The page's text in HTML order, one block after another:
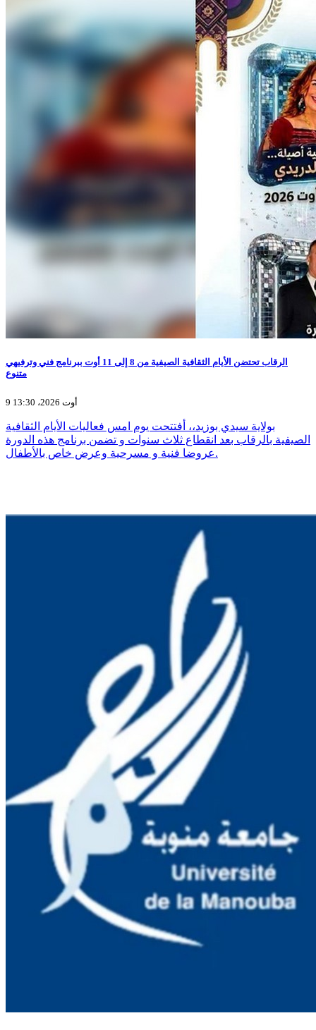
الرقاب تحتضن الأيام الثقافية الصيفية من 8 إلى 11 أوت ببرنامج فني وترفيهي
متنوع
9 أوت 2026، 13:30
بولاية سيدي بوزيد،، أفتتحت يوم امس فعاليات الأيام الثقافية
الصيفية بالرقاب بعد انقطاع ثلاث سنوات و تضمن برنامج هذه الدورة
عروضا فنية و مسرحية وعرض خاص بالأطفال.